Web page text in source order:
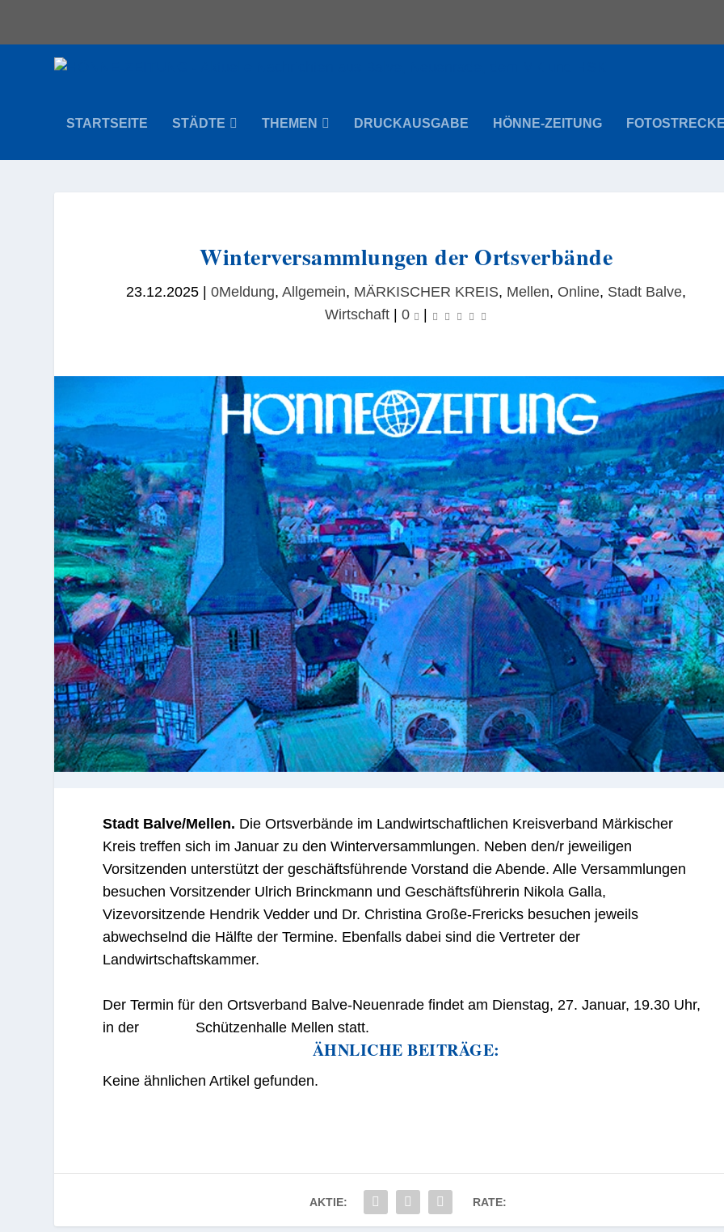
STARTSEITE STÄDTE THEMEN DRUCKAUSGABE HÖNNE-ZEITUNG FOTOSTRECKE
Winterversammlungen der Ortsverbände
23.12.2025 |0Meldung,Allgemein, MÄRKISCHER KREIS, Mellen, Online, Stadt Balve,
Wirtschaft| 0
Stadt Balve/Mellen. Die Ortsverbände im Landwirtschaftlichen Kreisverband Märkischer
Kreis treffen sich im Januar zu den Winterversammlungen. Neben den/r jeweiligen
Vorsitzenden unterstützt der geschäftsführende Vorstand die Abende. Alle Versammlungen
besuchen Vorsitzender Ulrich Brinckmann und Geschäftsführerin Nikola Galla,
Vizevorsitzende Hendrik Vedder und Dr. Christina Große-Frericks besuchen jeweils
abwechselnd die Hälfte der Termine. Ebenfalls dabei sind die Vertreter der
Landwirtschaftskammer.
Der Termin für den Ortsverband Balve-Neuenrade findet am Dienstag, 27. Januar, 19.30 Uhr,
in der Schützenhalle Mellen statt.
ÄHNLICHE BEITRÄGE:
Keine ähnlichen Artikel gefunden.
AKTIE: RATE: